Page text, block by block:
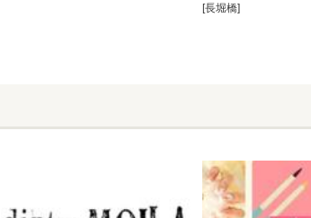
[長堀橋]